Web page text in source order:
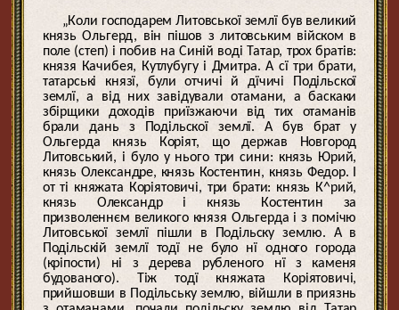
„Коли господарем Литовської землї був великий
князь Ольгерд, він пішов з литовським війском в
поле (степ) і побив на Синій воді Татар, трох братів:
князя Качибея, Кутлубугу і Дмитра. А сї три брати,
татарські князї, були отчичі й дїчичі Подільскої
землї, а від них завідували отамани, а баскаки
збірщики доходів приїзжаючи від тих отаманів
брали дань з Подільскої землї. А був брат у
Ольгерда князь Коріят, що держав Новгород
Литовський, і було у нього три сини: князь Юрий,
князь Олександре, князь Костентин, князь Федор. І
от ті княжата Коріятовичі, три брати: князь К^рий,
князь Олександр і князь Костентин за
призволеннєм великого князя Ольгерда і з помічю
Литовської землї пішли в Подільску землю. А в
Подільскій землї тодї не було нї одного города
(кріпости) ні з дерева рубленого нї з каменя
будованого). Тіж тодї княжата Коріятовичі,
прийшовши в Подільську землю, війшли в приязнь